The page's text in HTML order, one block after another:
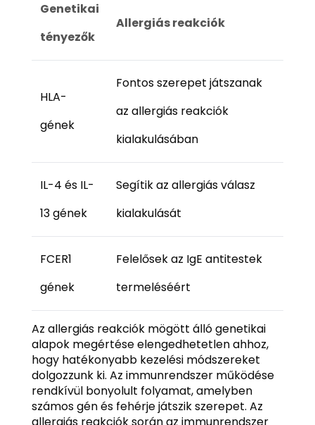
Genetikai
tényezők
Allergiás reakciók
HLA-
gének
Fontos szerepet játszanak
az allergiás reakciók
kialakulásában
IL-4 és IL-
13 gének
Segítik az allergiás válasz
kialakulását
FCER1
gének
Felelősek az IgE antitestek
termeléséért
Az allergiás reakciók mögött álló genetikai
alapok megértése elengedhetetlen ahhoz,
hogy hatékonyabb kezelési módszereket
dolgozzunk ki. Az immunrendszer működése
rendkívül bonyolult folyamat, amelyben
számos gén és fehérje játszik szerepet. Az